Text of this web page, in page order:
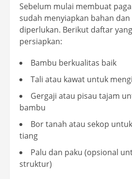
Sebelum mulai membuat
sudah menyiapkan bahan dan
diperlukan. Berikut daftar
persiapkan:
Bambu berkualitas baik
Tali atau kawat untuk
Gergaji atau pisau tajam
bambu
Bor tanah atau sekop
tiang
Palu dan paku (opsional
struktur)